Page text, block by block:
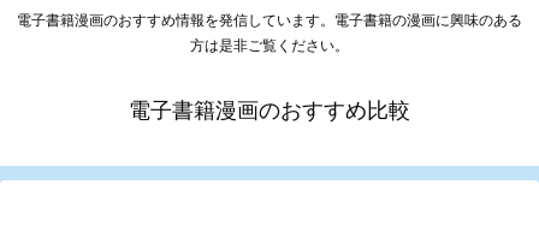
電子書籍漫画のおすすめ情報を発信しています。電子書籍の漫画に興味のある
方は是非ご覧ください。
電子書籍漫画のおすすめ比較